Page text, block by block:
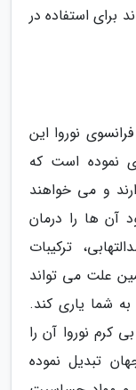
استفاده در
نوروا این
نموده است که
و می خواهند
آن ها را درمان
ترکیبات
علت می تواند
شما یاری کند.
نوروا آن را
تبدیل نموده